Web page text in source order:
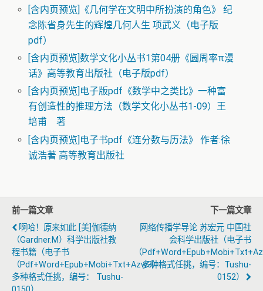
[含内页预览]《几何学在文明中所扮演的角色》 纪
念陈省身先生的辉煌几何人生 项武义（电子版
pdf）
[含内页预览]数学文化小丛书1第04册《圆周率π漫
话》高等教育出版社（电子版pdf）
[含内页预览]电子版pdf《数学中之类比》一种富
有创造性的推理方法（数学文化小丛书1-09）王
培甫 著
[含内页预览]电子书pdf《连分数与历法》 作者:徐
诚浩著 高等教育出版社
前一篇文章
啊哈！原来如此 [美]伽德纳
（Gardner.M）科学出版社教
程书籍（电子书
（pdf+word+epub+mobi+txt+azw3）
多种格式任挑，编号： Tushu-
下一篇文章
网络传播学导论 苏宏元 中国社
会科学出版社（电子书
（
多种格式任挑，编号：tushu-
0152）